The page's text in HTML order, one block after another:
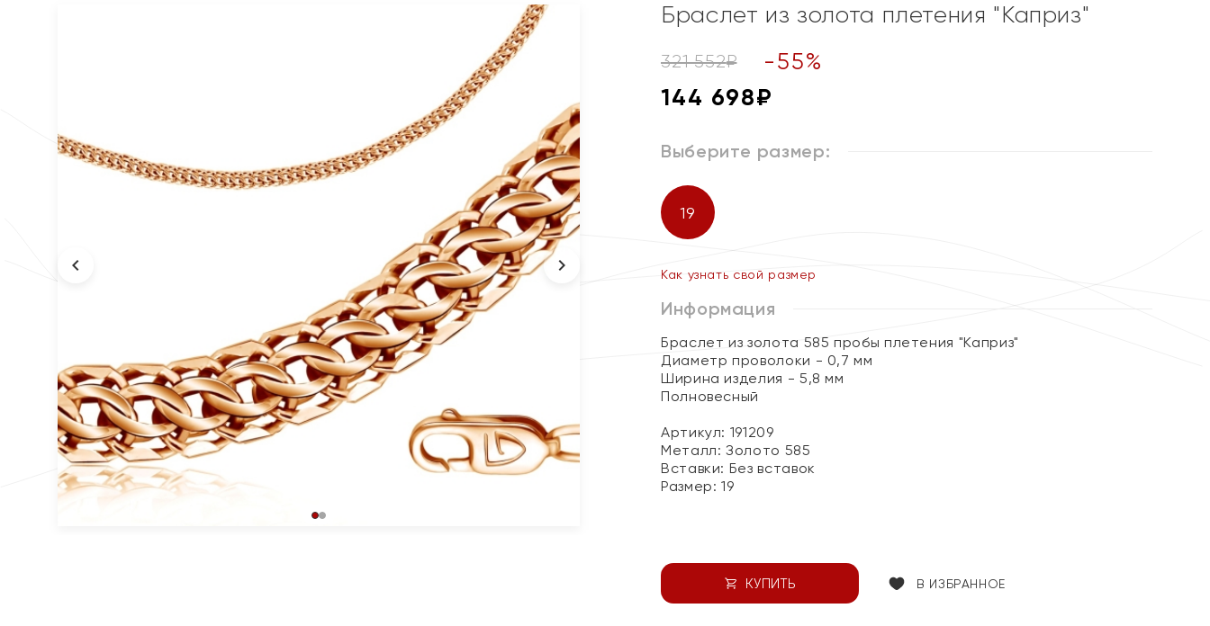
Браслет из золота плетения "Каприз"
321 552₽ -55%
144 698₽
Выберите размер:
19
Как узнать свой размер
Информация
Браслет из золота 585 пробы плетения "Каприз"
Диаметр проволоки - 0,7 мм
Ширина изделия - 5,8 мм
Полновесный
Артикул: 191209
Металл:Золото 585
Вставки: Без вставок
Размер:19
КУПИТЬ В ИЗБРАННОЕ